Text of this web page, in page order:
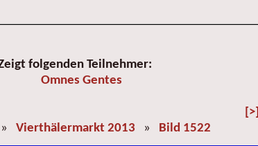
folgenden Teilnehmer:
Omnes Gentes
[>]
Vierthälermarkt 2013 » Bild 1522